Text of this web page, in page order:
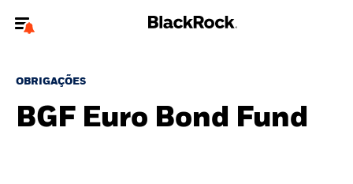
privados.
favor actualizeo seu tipo de usuário.
OBRIGAÇÕES
BGF Euro Bond Fund